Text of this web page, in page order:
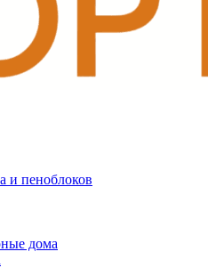
и пеноблоков
дома